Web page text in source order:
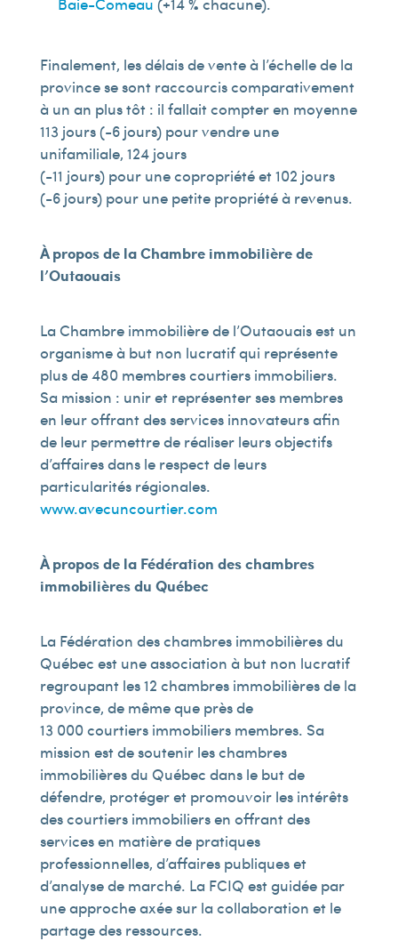
Finalement, les délais de vente à l’échelle de la
province se sont raccourcis comparativement
à un an plus tôt : il fallait compter en moyenne
113 jours (-6 jours) pour vendre une
unifamiliale, 124 jours
(-11 jours) pour une copropriété et 102 jours
(-6 jours) pour une petite propriété à revenus.
À propos de la Chambre immobilière de
l’Outaouais
La Chambre immobilière de l’Outaouais est un
organisme à but non lucratif qui représente
plus de 480 membres courtiers immobiliers.
Sa mission : unir et représenter ses membres
en leur offrant des services innovateurs afin
de leur permettre de réaliser leurs objectifs
d’affaires dans le respect de leurs
particularités régionales.
www.avecuncourtier.com
À propos de la Fédération des chambres
immobilières du Québec
La Fédération des chambres immobilières du
Québec est une association à but non lucratif
regroupant les 12 chambres immobilières de la
province, de même que près de
13 000 courtiers immobiliers membres. Sa
mission est de soutenir les chambres
immobilières du Québec dans le but de
défendre, protéger et promouvoir les intérêts
des courtiers immobiliers en offrant des
services en matière de pratiques
professionnelles, d’affaires publiques et
d’analyse de marché. La FCIQ est guidée par
une approche axée sur la collaboration et le
partage des ressources.